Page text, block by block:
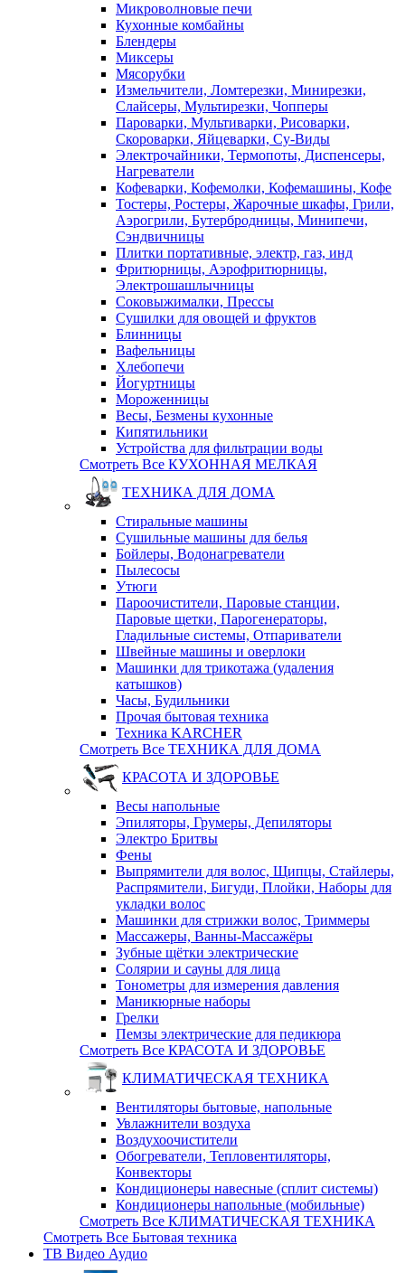
Микроволновые печи
Кухонные комбайны
Блендеры
Миксеры
Мясорубки
Измельчители, Ломтерезки, Минирезки,
Слайсеры, Мультирезки, Чопперы
Пароварки, Мультиварки, Рисоварки,
Скороварки, Яйцеварки, Су-Виды
Электрочайники, Термопоты, Диспенсеры,
Нагреватели
Кофеварки, Кофемолки, Кофемашины, Кофе
Тостеры, Ростеры, Жарочные шкафы, Грили,
Аэрогрили, Бутербродницы, Минипечи,
Сэндвичницы
Плитки портативные, электр, газ, инд
Фритюрницы, Аэрофритюрницы,
Электрошашлычницы
Соковыжималки, Прессы
Сушилки для овощей и фруктов
Блинницы
Вафельницы
Хлебопечи
Йогуртницы
Мороженницы
Весы, Безмены кухонные
Кипятильники
Устройства для фильтрации воды
Смотреть Все КУХОННАЯ МЕЛКАЯ
ТЕХНИКА ДЛЯ ДОМА
Стиральные машины
Сушильные машины для белья
Бойлеры, Водонагреватели
Пылесосы
Утюги
Пароочистители, Паровые станции,
Паровые щетки, Парогенераторы,
Гладильные системы, Отпариватели
Швейные машины и оверлоки
Машинки для трикотажа (удаления
катышков)
Часы, Будильники
Прочая бытовая техника
Техника KARCHER
Смотреть Все ТЕХНИКА ДЛЯ ДОМА
КРАСОТА И ЗДОРОВЬЕ
Весы напольные
Эпиляторы, Грумеры, Депиляторы
Электро Бритвы
Фены
Выпрямители для волос, Щипцы, Стайлеры,
Распрямители, Бигуди, Плойки, Наборы для
укладки волос
Машинки для стрижки волос, Триммеры
Массажеры, Ванны-Массажёры
Зубные щётки электрические
Солярии и сауны для лица
Тонометры для измерения давления
Маникюрные наборы
Грелки
Пемзы электрические для педикюра
Смотреть Все КРАСОТА И ЗДОРОВЬЕ
КЛИМАТИЧЕСКАЯ ТЕХНИКА
Вентиляторы бытовые, напольные
Увлажнители воздуха
Воздухоочистители
Обогреватели, Тепловентиляторы,
Конвекторы
Кондиционеры навесные (сплит системы)
Кондиционеры напольные (мобильные)
Смотреть Все КЛИМАТИЧЕСКАЯ ТЕХНИКА
Смотреть Все Бытовая техника
ТВ Видео Аудио